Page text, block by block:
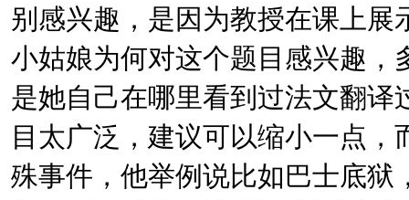
别感兴趣，是因为教授在课上展
小姑娘为何对这个题目感兴趣，
是她自己在哪里看到过法文翻译
目太广泛，建议可以缩小一点
殊事件，他举例说比如巴士底狱